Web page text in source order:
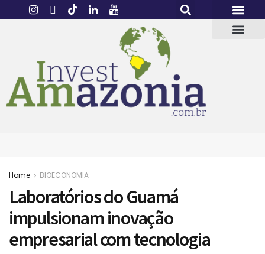
Home BIOECONOMIA
Laboratórios do Guamá
impulsionam inovação
empresarial com tecnologia